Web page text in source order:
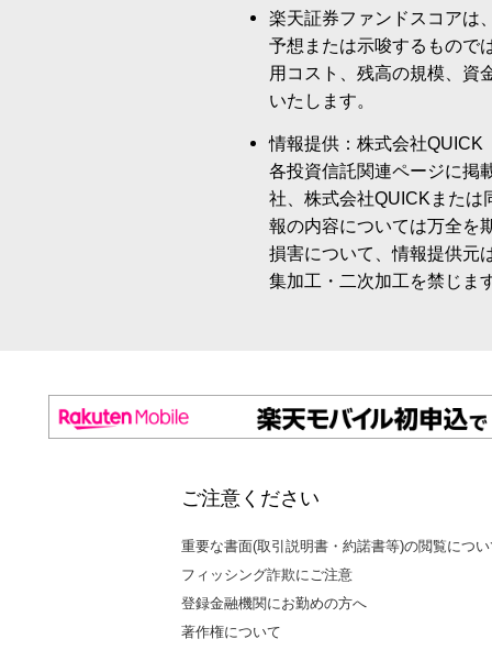
楽天証券ファンドスコアは
予想または示唆するもので
用コスト、残高の規模、資
いたします。
情報提供：株式会社QUICK
各投資信託関連ページに掲
社、株式会社QUICKまたは
報の内容については万全を
損害について、情報提供元
集加工・二次加工を禁じま
ご注意ください
重要な書面(取引説明書・約諾書等)の閲覧につ
フィッシング詐欺にご注意
登録金融機関にお勤めの方へ
著作権について